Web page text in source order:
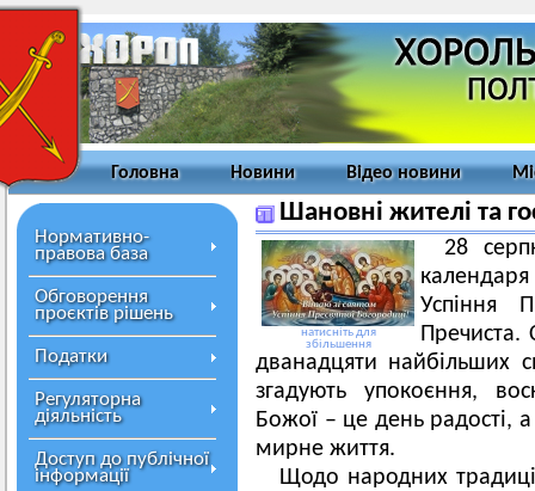
Головна Новини Відео новини
Нормативно-
правова база
Обговорення
проєктів рішень
Податки
Регуляторна
діяльність
Доступ до публічної
інформації
Шановні жителі та
натисніть для
збільшення
28
Успіння
Пречиста.
дванадцяти найбільших
згадують упокоєння,
Божої – це день радості,
мирне життя.
Щодо народних